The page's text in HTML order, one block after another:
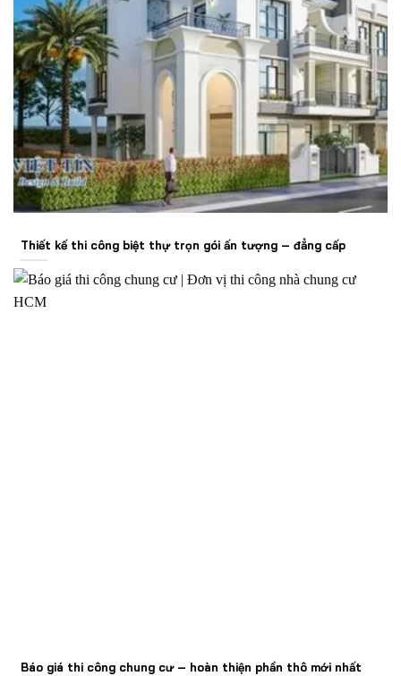
Thiết kế thi công biệt thự trọn gói ấn tượng – đẳng cấp
Báo giá thi công chung cư – hoàn thiện phần thô mới nhất